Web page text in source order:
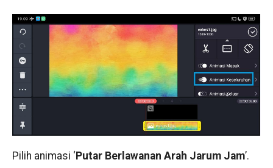
Pilih animasi ‘ Putar Berlawanan Arah Jarum Jam’.